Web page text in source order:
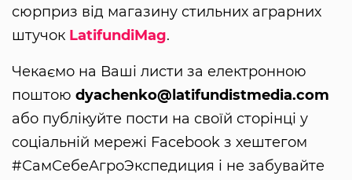
сюрприз від магазину стильних аграрних
штучок LatifundiMag.
Чекаємо на Ваші листи за електронною
поштою dyachenko@latifundistmedia.com
або публікуйте пости на своїй сторінці у
соціальній мережі Facebook з хештегом
#СамСебеАгроЭкспедиция і не забувайте